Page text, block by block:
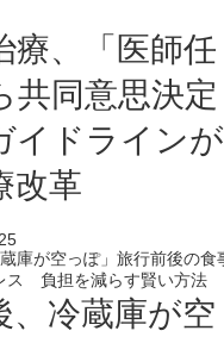
療、「医師任
共同意思決定
ドラインが
改革
、冷蔵庫が空